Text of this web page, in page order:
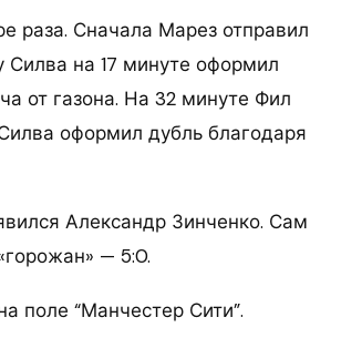
раза. Сначала Марез отправил
Силва на 17 минуте оформил
от газона. На 32 минуте Фил
оформил дубль благодаря
Александр Зинченко. Сам
— 5:0.
поле “Манчестер Сити”.